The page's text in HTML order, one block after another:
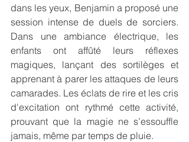
dans les yeux, Benjamin a proposé une
session intense de duels de sorciers.
Dans une ambiance électrique, les
enfants ont affûté leurs réflexes
magiques, lançant des sortilèges et
apprenant à parer les attaques de leurs
camarades. Les éclats de rire et les cris
d'excitation ont rythmé cette activité,
prouvant que la magie ne s’essouffle
jamais, même par temps de pluie.